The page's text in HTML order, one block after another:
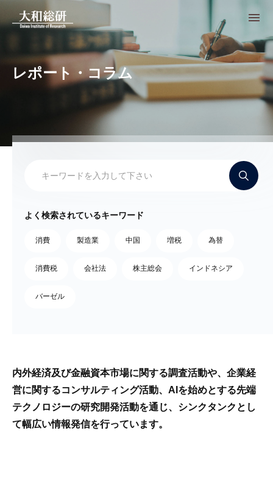
レポート・コラム
よく検索されているキーワード
消費 製造業 中国 増税 為替
消費税 会社法 株主総会 インドネシア
バーゼル
内外経済及び金融資本市場に関する調査活動や、企業経
営に関するコンサルティング活動、AIを始めとする先端
テクノロジーの研究開発活動を通じ、シンクタンクとし
て幅広い情報発信を行っています。